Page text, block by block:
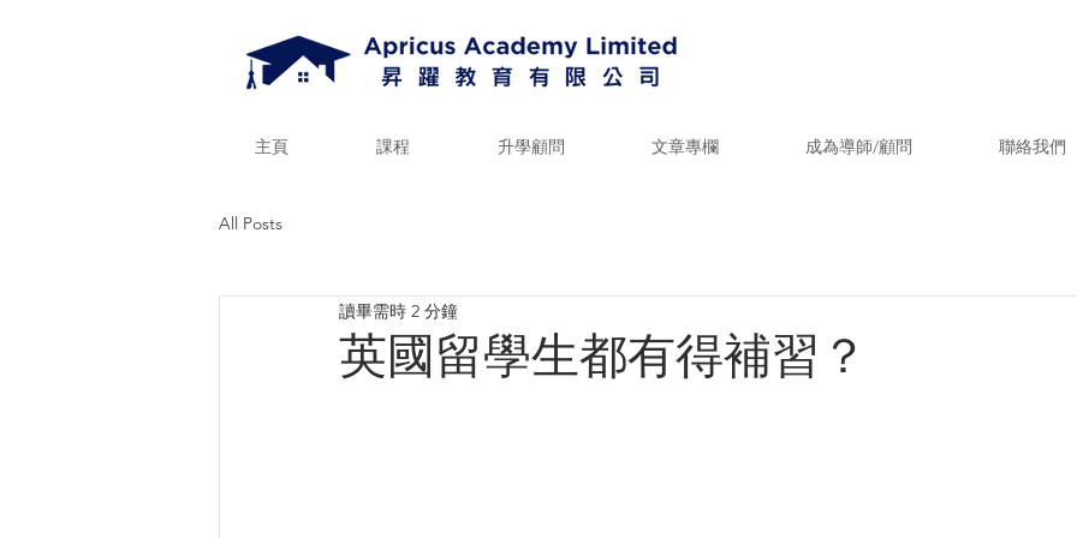
主頁 課程 升學顧問 文章專欄 成為導師/顧問 聯絡我們
All Posts
英國留學生都有得補習？
讀畢需時 2 分鐘